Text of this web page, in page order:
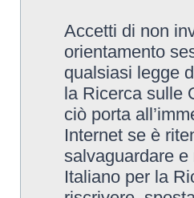
Accetti di non
orientamento
qualsiasi legge
la Ricerca sulle
ciò porta
Internet se è
salvaguardare
Italiano per la